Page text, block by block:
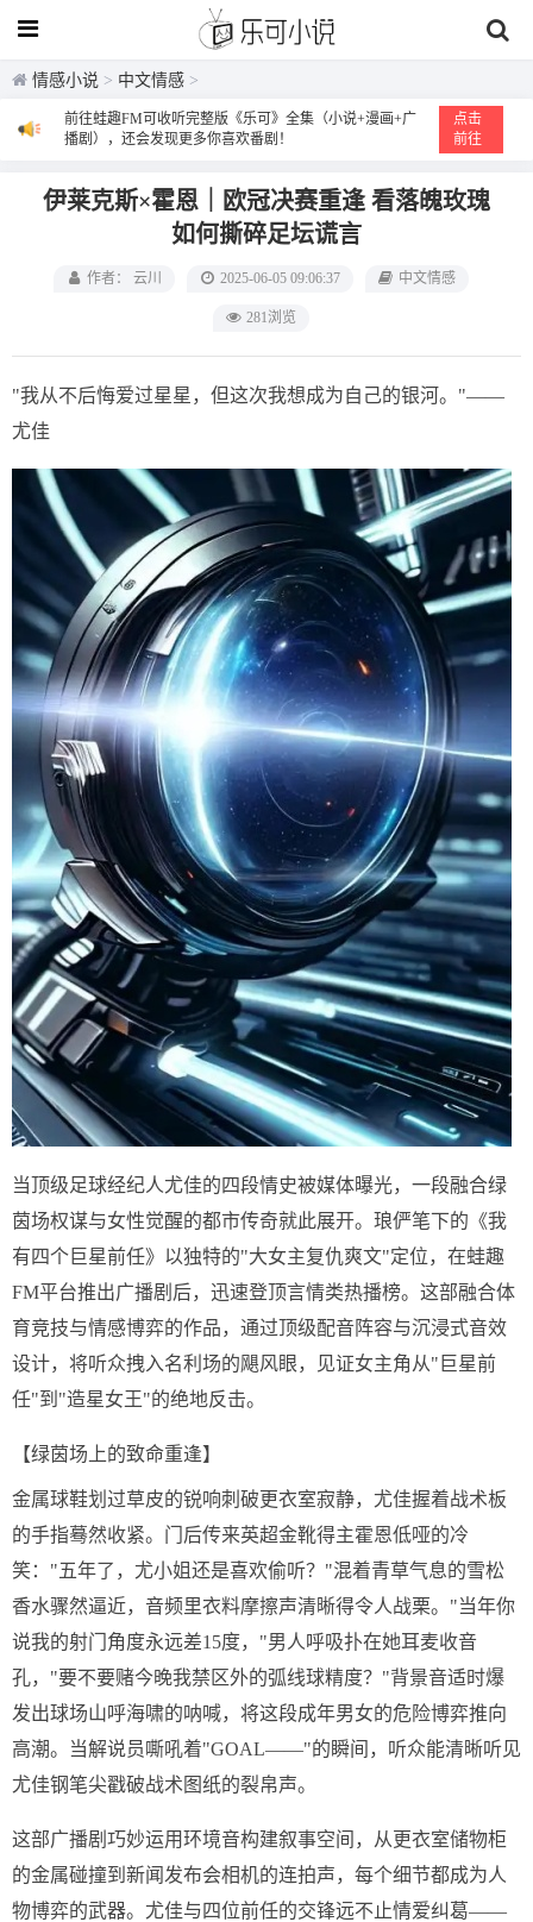
情感小说 > 中文情感 >
前往蛙趣FM可收听完整版《乐可》全集（小说+漫画+广
播剧），还会发现更多你喜欢番剧！
点击
前往
伊莱克斯×霍恩｜欧冠决赛重逢 看落魄玫瑰
如何撕碎足坛谎言
作者： 云川 2025-06-05 09:06:37 中文情感
281浏览
"我从不后悔爱过星星，但这次我想成为自己的银河。"——
尤佳
当顶级足球经纪人尤佳的四段情史被媒体曝光，一段融合绿
茵场权谋与女性觉醒的都市传奇就此展开。琅俨笔下的《我
有四个巨星前任》以独特的"大女主复仇爽文"定位，在蛙趣
FM平台推出广播剧后，迅速登顶言情类热播榜。这部融合体
育竞技与情感博弈的作品，通过顶级配音阵容与沉浸式音效
设计，将听众拽入名利场的飓风眼，见证女主角从"巨星前
任"到"造星女王"的绝地反击。
【绿茵场上的致命重逢】
金属球鞋划过草皮的锐响刺破更衣室寂静，尤佳握着战术板
的手指蓦然收紧。门后传来英超金靴得主霍恩低哑的冷
笑："五年了，尤小姐还是喜欢偷听？"混着青草气息的雪松
香水骤然逼近，音频里衣料摩擦声清晰得令人战栗。"当年你
说我的射门角度永远差15度，"男人呼吸扑在她耳麦收音
孔，"要不要赌今晚我禁区外的弧线球精度？"背景音适时爆
发出球场山呼海啸的呐喊，将这段成年男女的危险博弈推向
高潮。当解说员嘶吼着"GOAL——"的瞬间，听众能清晰听见
尤佳钢笔尖戳破战术图纸的裂帛声。
这部广播剧巧妙运用环境音构建叙事空间，从更衣室储物柜
的金属碰撞到新闻发布会相机的连拍声，每个细节都成为人
物博弈的武器。尤佳与四位前任的交锋远不止情爱纠葛——